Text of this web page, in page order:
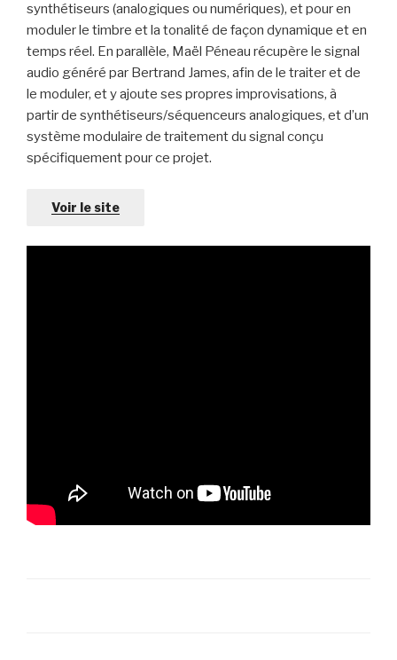
synthétiseurs (analogiques ou numériques), et pour en
moduler le timbre et la tonalité de façon dynamique et en
temps réel. En parallèle, Maël Péneau récupère le signal
audio généré par Bertrand James, afin de le traiter et de
le moduler, et y ajoute ses propres improvisations, à
partir de synthétiseurs/séquenceurs analogiques, et d’un
système modulaire de traitement du signal conçu
spécifiquement pour ce projet.
Voir le site